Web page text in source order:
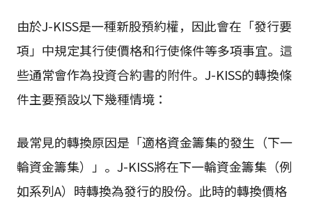
由於J-KISS是一種新股預約權，因此會在「發行要
項」中規定其行使價格和行使條件等多項事宜。這
些通常會作為投資合約書的附件。J-KISS的轉換條
件主要預設以下幾種情境：
最常見的轉換原因是「適格資金籌集的發生（下一
輪資金籌集）」。J-KISS將在下一輪資金籌集（例
如系列A）時轉換為發行的股份。此時的轉換價格